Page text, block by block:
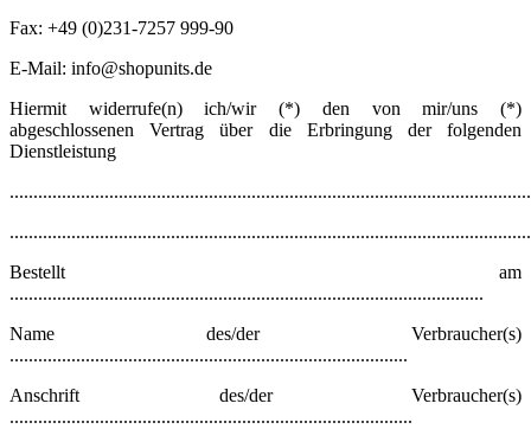
Fax: +49 (0)231-7257 999-90
E-Mail: info@shopunits.de
Hiermit widerrufe(n) ich/wir (*) den von mir/uns (*)
abgeschlossenen Vertrag über die Erbringung der folgenden
Dienstleistung
Bestellt am
....................................................................................................
Name des/der Verbraucher(s)
....................................................................................
Anschrift des/der Verbraucher(s)
.....................................................................................